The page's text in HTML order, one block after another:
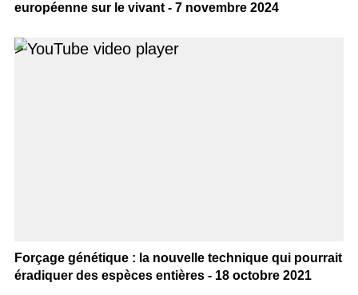
européenne sur le vivant - 7 novembre 2024
>
Forçage génétique : la nouvelle technique qui pourrait
éradiquer des espèces entières - 18 octobre 2021